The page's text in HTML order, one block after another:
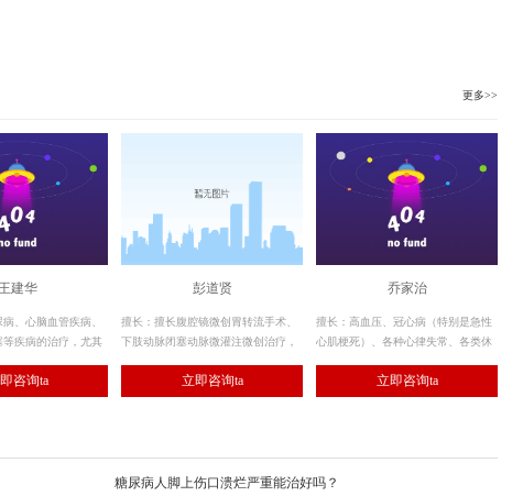
更多>>
王建华
、心脑血管疾病、
等疾病的治疗，尤其
丰富的临床经验
咨询ta
彭道贤
擅长：擅长腹腔镜微创胃转流手术、
下肢动脉闭塞动脉微灌注微创治疗，
立即咨询ta
乔家治
擅长：高血压、冠心病（特别是急性
心肌梗死）、各种心律失常、各类休
病，均有较丰富的临床经验。
立即咨询ta
糖尿病人脚上伤口溃烂严重能治好吗？